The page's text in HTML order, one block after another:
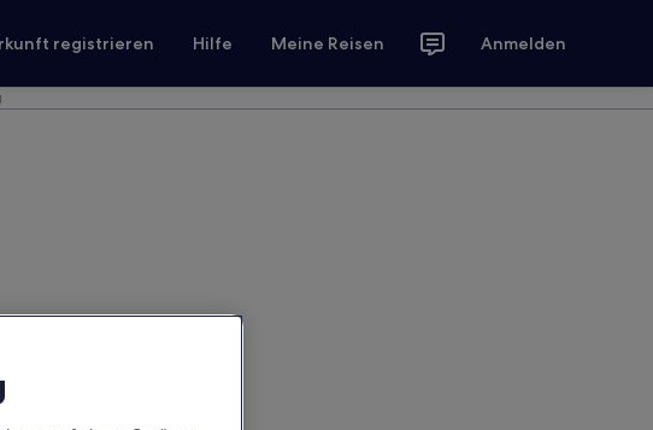
registrieren Hilfe Meine Reisen Anmelden